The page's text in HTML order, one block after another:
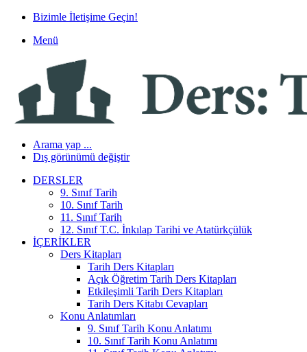
Bizimle İletişime Geçin!
Menü
Arama yap ...
Dış görünümü değiştir
DERSLER
9. Sınıf Tarih
10. Sınıf Tarih
11. Sınıf Tarih
12. Sınıf T.C. İnkılap Tarihi ve Atatürkçülük
İÇERIKLER
Ders Kitapları
Tarih Ders Kitapları
Açık Öğretim Tarih Ders Kitapları
Etkileşimli Tarih Ders Kitapları
Tarih Ders Kitabı Cevapları
Konu Anlatımları
9. Sınıf Tarih Konu Anlatımı
10. Sınıf Tarih Konu Anlatımı